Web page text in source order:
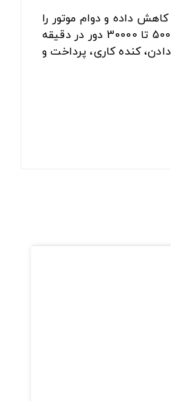
داده و دوام موتور را
افزایش می‌دهند و همچنین دارای وزن سبک و مناسب برای کاربری ‌های مختلف است. مجهز به سیستم تغییر دور آنالوگ جهت تنظیم سرعت متغیر از 5000 تا 30000 دور در دقیقه
کنده‌ کاری، پرداخت و